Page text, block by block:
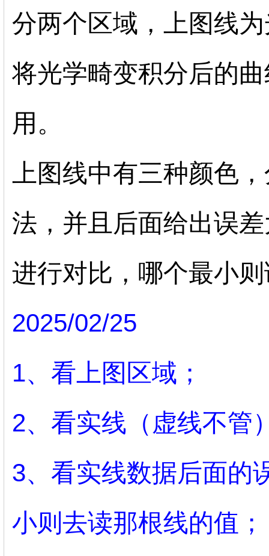
分两个区域，上图线
将光学畸变积分后的
用。
上图线中有三种颜色
法，并且后面给出误
进行对比，哪个最小
2025/02/25
1、看上图区域；
2、看实线（虚线不管
3、看实线数据后面的
小则去读那根线的值；